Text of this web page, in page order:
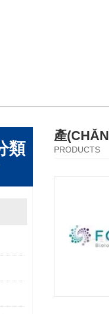
類
產
PRODUCTS